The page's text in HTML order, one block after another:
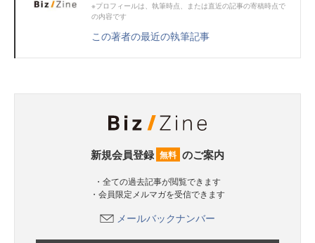
※プロフィールは、執筆時点、または直近の記事の寄稿時点で
の内容です
この著者の最近の執筆記事
新規会員登録 無料 のご案内
・全ての過去記事が閲覧できます
・会員限定メルマガを受信できます
メールバックナンバー